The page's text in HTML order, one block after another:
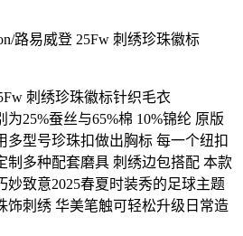
刺绣珍珠徽标针织毛衣
25%蚕丝与65%棉 10%锦纶 原版
多型号珍珠扣做出胸标 每一个纽扣
制多种配套磨具 刺绣边包搭配 本款
妙致意2025春夏时装秀的足球主题
饰刺绣 华美笔触可轻松升级日常造